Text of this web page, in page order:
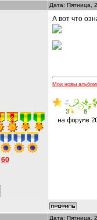
Дата: Пятница,
60
А вот что
Мои новы
Дата: Пятница,